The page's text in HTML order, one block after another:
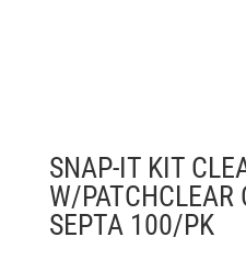
SNAP-IT KIT
W/PATCHCLEAR
SEPTA 100/PK